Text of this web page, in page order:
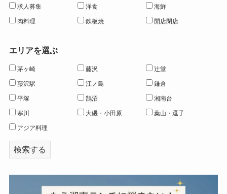
求人募集 洋食 海鮮
肉料理 鉄板焼 開店閉店
エリアを選ぶ
茅ヶ崎 藤沢 辻堂
藤沢駅 江ノ島 鎌倉
平塚 鵠沼 湘南台
寒川 大磯・小田原 葉山・逗子
アジア料理